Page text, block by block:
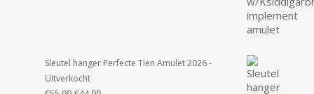
Sleutel hanger Perfecte Tien Amulet 2026 -
Uitverkocht
Oorspronkelijke
Huidige